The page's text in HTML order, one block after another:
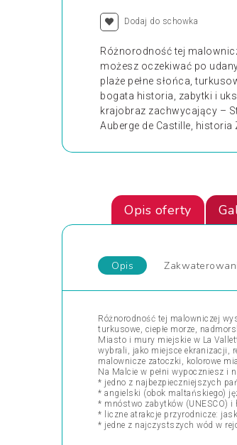
Dodaj do schowka
Różnorodność tej
możesz oczekiwać po
plaże pełne słońca,
bogata historia, zabytki i
krajobraz zachwycający –
Auberge de Castille, historia
Opis oferty
Opis
Różnorodność tej malowniczej
turkusowe, ciepłe morze,
Miasto i mury miejskie w La
wybrali, jako miejsce ekranizacji,
malownicze zatoczki, kolorowe
Na Malcie w pełni wypoczniesz i
* jedno z najbezpieczniejszych
* angielski (obok maltańskiego)
* mnóstwo zabytków (UNESCO)
* liczne atrakcje przyrodnicze:
* jedne z najczystszych wód w